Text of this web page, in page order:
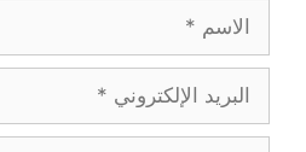
الإلكتروني